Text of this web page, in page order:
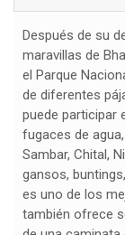
Después de su
maravillas de
el Parque
de diferentes
puede participar
fugaces de
Sambar, Chital,
gansos,
es uno de los
también ofrece